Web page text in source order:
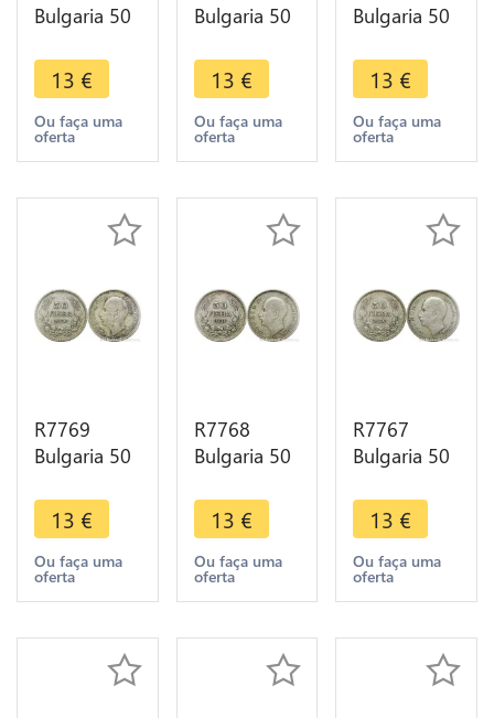
Bulgaria 50
III 1930 BP
Silver ->
Make offer
13 €
Ou faça uma
oferta
Bulgaria 50
III 1930 BP
Silver ->
Make offer
13 €
Ou faça uma
oferta
Bulgaria 50
III 1930 BP
Silver ->
Make offer
13 €
Ou faça uma
oferta
R7769
Bulgaria 50
III 1930 BP
Silver ->
Make offer
13 €
Ou faça uma
oferta
R7768
Bulgaria 50
III 1930 BP
Silver ->
Make offer
13 €
Ou faça uma
oferta
R7767
Bulgaria 50
III 1930 BP
Silver ->
Make offer
13 €
Ou faça uma
oferta